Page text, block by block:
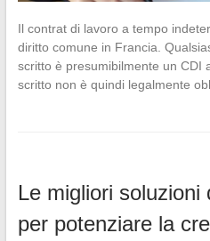
Il contrat di lavoro a tempo
diritto comune in Francia.
scritto è presumibilmente un CDI
scritto non è quindi legalmente
Le migliori soluzioni
per potenziare la